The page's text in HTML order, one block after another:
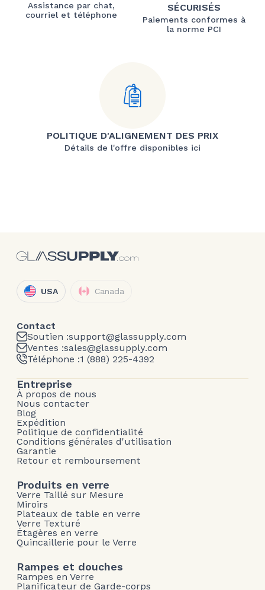
Assistance par chat,
courriel et téléphone
SÉCURISÉS
Paiements conformes à
la norme PCI
POLITIQUE D'ALIGNEMENT DES PRIX
Détails de l'offre disponibles ici
USA Canada
Contact
Soutien :support@glassupply.com
Ventes :sales@glassupply.com
Téléphone :1 (888) 225-4392
Entreprise
À propos de nous
Nous contacter
Blog
Expédition
Politique de confidentialité
Conditions générales d'utilisation
Garantie
Retour et remboursement
Produits en verre
Verre Taillé sur Mesure
Miroirs
Plateaux de table en verre
Verre Texturé
Étagères en verre
Quincaillerie pour le Verre
Rampes et douches
Rampes en Verre
Planificateur de Garde-corps